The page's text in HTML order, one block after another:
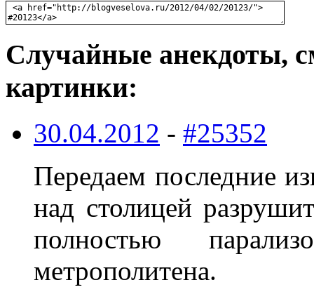
Случайные анекдоты,
картинки:
30.04.2012 - #25352
Передаем последние
над столицей
полностью
метрополитена.